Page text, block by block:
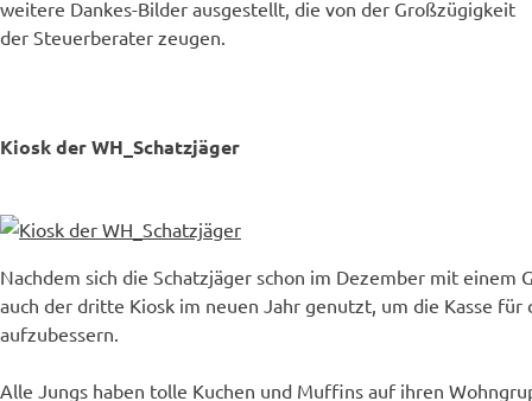
weitere Dankes-Bilder ausgestellt, die von der Großzügigkeit
der Steuerberater zeugen.
Kiosk der WH_Schatzjäger
Nachdem sich die Schatzjäger schon im Dezember mit einem
auch der dritte Kiosk im neuen Jahr genutzt, um die Kasse
aufzubessern.
Alle Jungs haben tolle Kuchen und Muffins auf ihren